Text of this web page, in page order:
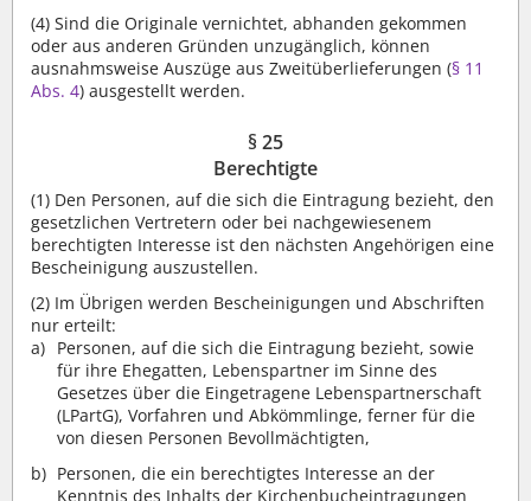
(4) Sind die Originale vernichtet, abhanden gekommen
oder aus anderen Gründen unzugänglich, können
ausnahmsweise Auszüge aus Zweitüberlieferungen (§ 11
Abs. 4) ausgestellt werden.
§ 25
Berechtigte
(1) Den Personen, auf die sich die Eintragung bezieht, den
gesetzlichen Vertretern oder bei nachgewiesenem
berechtigten Interesse ist den nächsten Angehörigen eine
Bescheinigung auszustellen.
(2) Im Übrigen werden Bescheinigungen und Abschriften
nur erteilt:
Personen, auf die sich die Eintragung bezieht, sowie
für ihre Ehegatten, Lebenspartner im Sinne des
Gesetzes über die Eingetragene Lebenspartnerschaft
(LPartG), Vorfahren und Abkömmlinge, ferner für die
von diesen Personen Bevollmächtigten,
Personen, die ein berechtigtes Interesse an der
Kenntnis des Inhalts der Kirchenbucheintragungen